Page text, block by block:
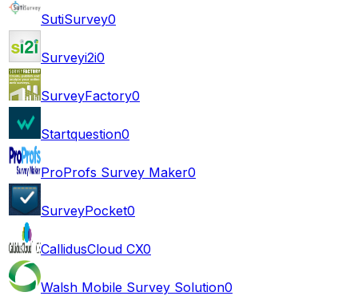
SutiSurvey0
Surveyi2i0
SurveyFactory0
Startquestion0
ProProfs Survey Maker0
SurveyPocket0
CallidusCloud CX0
Walsh Mobile Survey Solution0